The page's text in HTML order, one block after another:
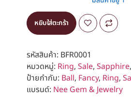
หยิบใส่ตะกร้า
รหัสสินค้า: BFR0001
หมวดหมู่: Ring, Sale, Sapphire,
ป้ายกำกับ: Ball, Fancy, Ring,
แบรนด์: Nee Gem & Jewelry